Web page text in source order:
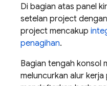
Di bagian atas panel
setelan project
project mencakup
penagihan.
Bagian tengah konsol
meluncurkan alur